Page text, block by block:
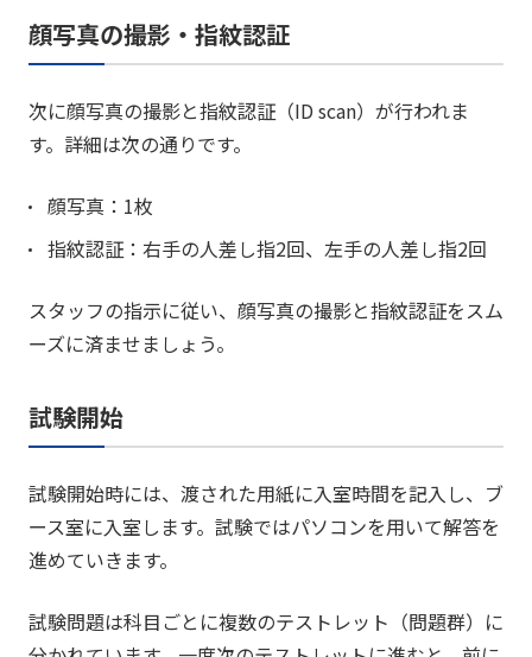
顔写真の撮影・指紋認証
次に顔写真の撮影と指紋認証（ID scan）が行われま
す。詳細は次の通りです。
顔写真：1枚
指紋認証：右手の人差し指2回、左手の人差し指2回
スタッフの指示に従い、顔写真の撮影と指紋認証をスム
ーズに済ませましょう。
試験開始
試験開始時には、渡された用紙に入室時間を記入し、ブ
ース室に入室します。試験ではパソコンを用いて解答を
進めていきます。
試験問題は科目ごとに複数のテストレット（問題群）に